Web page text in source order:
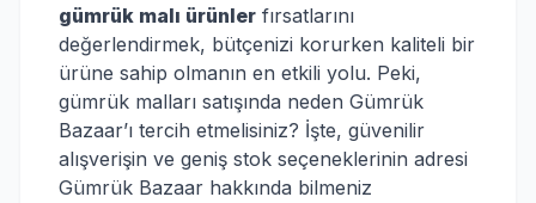
gümrük malı ürünler fırsatlarını
değerlendirmek, bütçenizi korurken kaliteli bir
ürüne sahip olmanın en etkili yolu. Peki,
gümrük malları satışında neden Gümrük
Bazaar’ı tercih etmelisiniz? İşte, güvenilir
alışverişin ve geniş stok seçeneklerinin adresi
Gümrük Bazaar hakkında bilmeniz